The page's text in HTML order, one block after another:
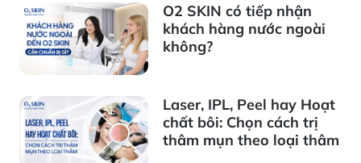
O2 SKIN có tiếp nhận
khách hàng nước ngoài
không?
Laser, IPL, Peel hay Hoạt
chất bôi: Chọn cách trị
thâm mụn theo loại thâm